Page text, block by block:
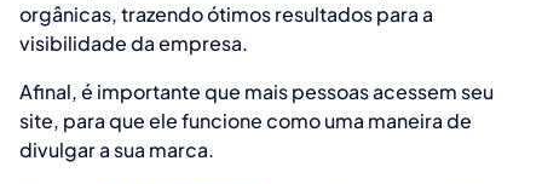
orgânicas, trazendo ótimos resultados para a
visibilidade da empresa.
Afinal, é importante que mais pessoas acessem seu
site, para que ele funcione como uma maneira de
divulgar a sua marca.